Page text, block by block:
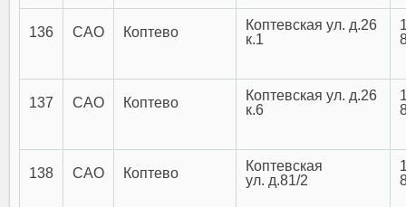
136 САО Коптево
Коптевская ул. д.26
к.1
137 САО Коптево
Коптевская ул. д.26
к.6
138 САО Коптево
Коптевская
ул. д.81/2